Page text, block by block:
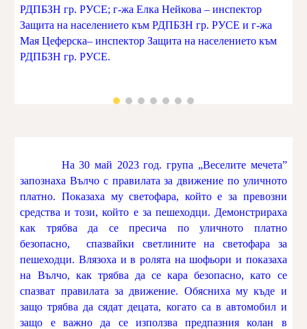
РДПБЗН гр. РУСЕ; г-жа Елка Нейкова – инспектор
Защита на населението към РДПБЗН гр. РУСЕ и г-жа
Мая Цеферска– инспектор Защита на населението към
РДПБЗН гр. РУСЕ.
На 30 май 2023 год. група „Веселите мечета”
запознаха Вълчо с правилата за движение по уличното
платно. Показаха му светофара, който е за превозни
средства и този, който е за пешеходци. Демонстрираха
как трябва да се пресича по уличното платно
безопасно, спазвайки светлините на светофара за
пешеходци. Влязоха и в ролята на шофьори и показаха
на Вълчо, как трябва да се кара безопасно, като се
спазват правилата за движение. Обясниха му къде и
защо трябва да сядат децата, когато са в автомобил и
защо е важно да се използва предпазния колан в